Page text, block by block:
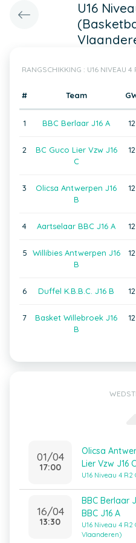
U16
RANGSCHIKKING : U16 NIVEAU
# Team
1 BBC Berlaar J16 A 12
2
BC Guco Lier Vzw J16
C
12
3
Olicsa Antwerpen J16
B
12
4 Aartselaar BBC J16 A 12
5
Willibies Antwerpen J16
B
12
6 Duffel K.B.B.C. J16 B 12
7
Basket Willebroek J16
B
12
01/04
17:00
Olicsa
Lier Vzw J16 C
U16 Niveau 4
16/04
13:30
BBC Berlaar
BBC J16 A
U16 Niveau 4 R2
Vlaanderen)